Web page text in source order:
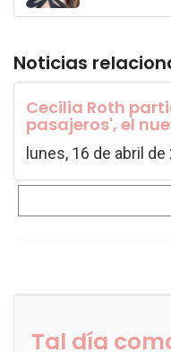
Noticias
Cecilia Roth
pasajeros', el
lunes, 16 de abril de
Tal día